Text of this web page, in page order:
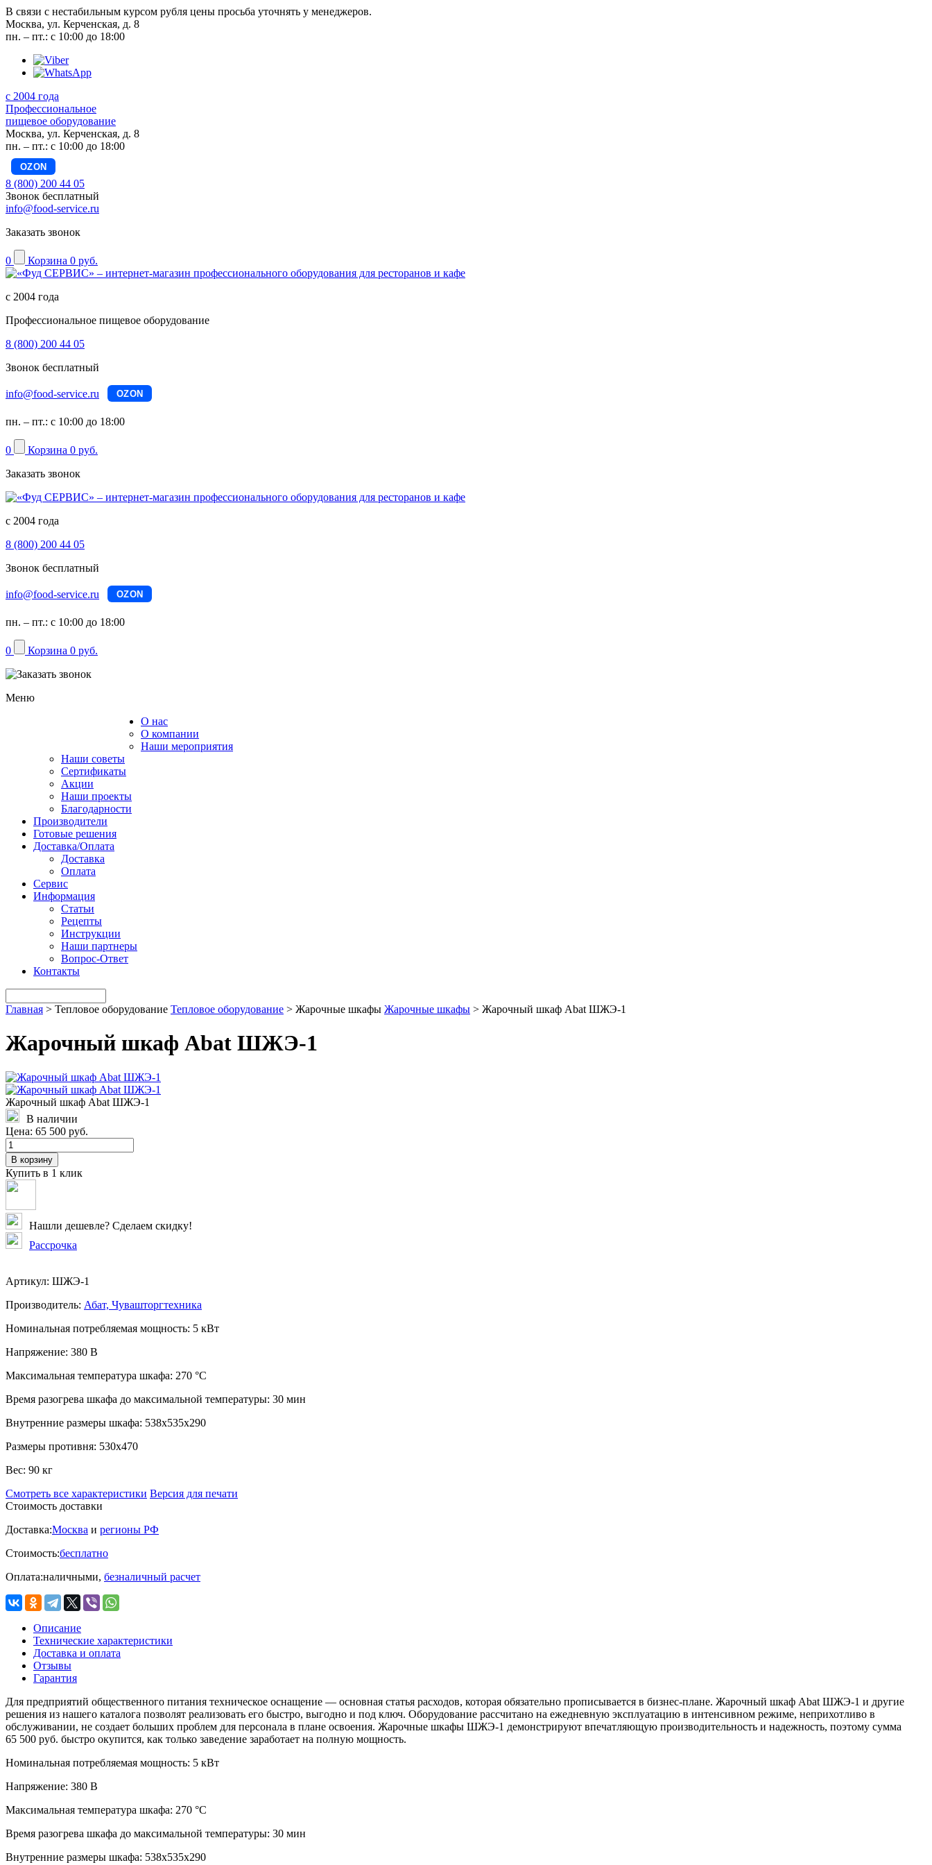
В связи с нестабильным курсом рубля цены просьба уточнять у менеджеров.
Москва, ул. Керченская, д. 8
пн. – пт.: с 10:00 до 18:00
с 2004 года
Профессиональное
пищевое оборудование
Москва, ул. Керченская, д. 8
пн. – пт.: с 10:00 до 18:00
OZON
8 (800) 200 44 05
Звонок бесплатный
info@food-service.ru
Заказать звонок
0 Корзина 0 руб.
с 2004 года
Профессиональное пищевое оборудование
8 (800) 200 44 05
Звонок бесплатный
info@food-service.ru OZON
пн. – пт.: с 10:00 до 18:00
0 Корзина 0 руб.
Заказать звонок
с 2004 года
8 (800) 200 44 05
Звонок бесплатный
info@food-service.ru OZON
пн. – пт.: с 10:00 до 18:00
0 Корзина 0 руб.
Меню
О нас
О компании
Наши мероприятия
Наши советы
Сертификаты
Акции
Наши проекты
Благодарности
Производители
Готовые решения
Доставка/Оплата
Доставка
Оплата
Сервис
Информация
Статьи
Рецепты
Инструкции
Наши партнеры
Вопрос-Ответ
Контакты
Главная > Тепловое оборудование Тепловое оборудование > Жарочные шкафы Жарочные шкафы > Жарочный шкаф Abat ШЖЭ-1
Жарочный шкаф Abat ШЖЭ-1
Жарочный шкаф Abat ШЖЭ-1
В наличии
Цена: 65 500 руб.
В корзину
Купить в 1 клик
Нашли дешевле? Сделаем скидку!
Рассрочка
Артикул: ШЖЭ-1
Производитель: Абат, Чувашторгтехника
Номинальная потребляемая мощность: 5 кВт
Напряжение: 380 В
Максимальная температура шкафа: 270 °С
Время разогрева шкафа до максимальной температуры: 30 мин
Внутренние размеры шкафа: 538х535х290
Размеры противня: 530х470
Вес: 90 кг
Смотреть все характеристики Версия для печати
Стоимость доставки
Доставка:Москва и регионы РФ
Стоимость:бесплатно
Оплата:наличными, безналичный расчет
Описание
Технические характеристики
Доставка и оплата
Отзывы
Гарантия
Для предприятий общественного питания техническое оснащение — основная статья расходов, которая обязательно прописывается в бизнес-плане. Жарочный шкаф Abat ШЖЭ-1 и другие
решения из нашего каталога позволят реализовать его быстро, выгодно и под ключ. Оборудование рассчитано на ежедневную эксплуатацию в интенсивном режиме, неприхотливо в
обслуживании, не создает больших проблем для персонала в плане освоения. Жарочные шкафы ШЖЭ-1 демонстрируют впечатляющую производительность и надежность, поэтому сумма
65 500 руб. быстро окупится, как только заведение заработает на полную мощность.
Номинальная потребляемая мощность: 5 кВт
Напряжение: 380 В
Максимальная температура шкафа: 270 °С
Время разогрева шкафа до максимальной температуры: 30 мин
Внутренние размеры шкафа: 538х535х290